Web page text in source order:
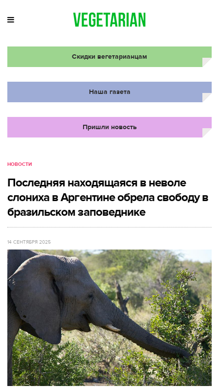
Скидки вегетарианцам
Наша газета
Пришли новость
НОВОСТИ
Последняя находящаяся в неволе
слониха в Аргентине обрела свободу в
бразильском заповеднике
14 СЕНТЯБРЯ 2025